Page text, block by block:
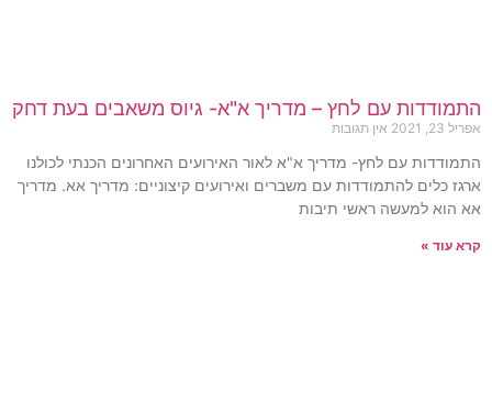
התמודדות עם לחץ – מדריך א"א- גיוס משאבים בעת דחק
אפריל 23, 2021 אין תגובות
התמודדות עם לחץ- מדריך א"א לאור האירועים האחרונים הכנתי לכולנו
ארגז כלים להתמודדות עם משברים ואירועים קיצוניים: מדריך אא. מדריך
אא הוא למעשה ראשי תיבות
קרא עוד »